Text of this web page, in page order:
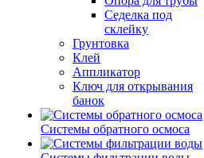
Седелка под
склейку
Грунтовка
Клей
Аппликатор
Ключ для открывания
банок
Системы обратного осмоса